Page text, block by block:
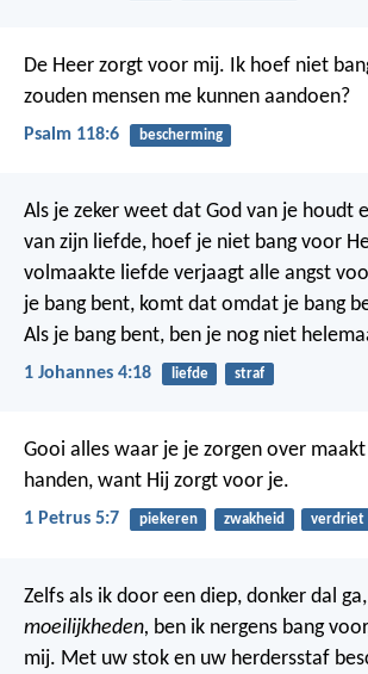
De Heer zorgt voor mij. Ik hoef niet
zouden mensen me kunnen aandoen?
Psalm 118:6 bescherming
Als je zeker weet dat God van je houdt
van zijn liefde, hoef je niet bang voor
volmaakte liefde verjaagt alle angst
je bang bent, komt dat omdat je bang
Als je bang bent, ben je nog niet
1 Johannes 4:18 liefde straf
Gooi alles waar je je zorgen over
handen, want Hij zorgt voor je.
1 Petrus 5:7 piekeren zwakheid verdriet
Zelfs als ik door een diep, donker dal ga,
moeilijkheden, ben ik nergens bang
mij. Met uw stok en uw herdersstaf